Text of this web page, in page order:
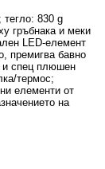
830 g
гръбнака и меки
LED-елемент
премигва бавно
и спец плюшен
термос;
елементи от
на